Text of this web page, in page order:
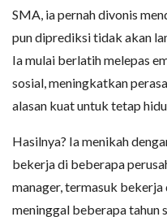
SMA, ia pernah divonis
pun diprediksi tidak akan
Ia mulai berlatih melepas
sosial, meningkatkan
alasan kuat untuk tetap
Hasilnya? Ia menikah
bekerja di beberapa
manager, termasuk bekerja
meninggal beberapa tahun